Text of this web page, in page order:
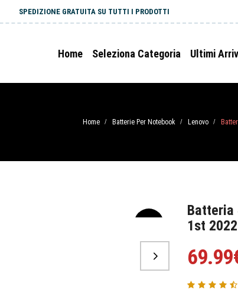
SPEDIZIONE GRATUITA SU TUTTI I PRODOTTI
Home Seleziona Categoria Ultimi
Home / Batterie Per Notebook / Lenovo /
Batteria
1st 2022